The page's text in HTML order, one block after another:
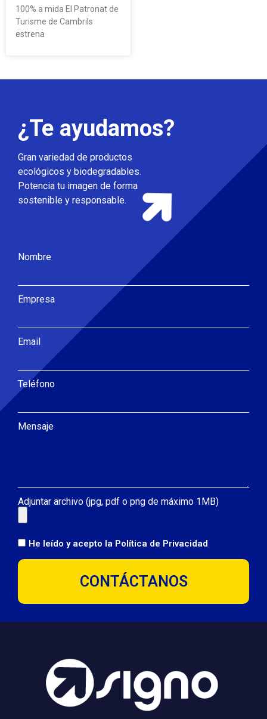
100% a mida El Patronat de
Turisme de Cambrils
estrena
¿Te ayudamos?
Gran variedad de productos
ecológicos y biodegradables.
Potencia tu imagen de forma
sostenible y responsable.
Nombre
Empresa
Email
Teléfono
Mensaje
Adjuntar archivo (jpg, pdf o png de máximo 1MB)
He leído y acepto la Política de Privacidad
CONTÁCTANOS